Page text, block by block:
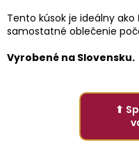
Tento kúsok je ideálny ako
samostatné oblečenie
Vyrobené na Slovensku.
⬆